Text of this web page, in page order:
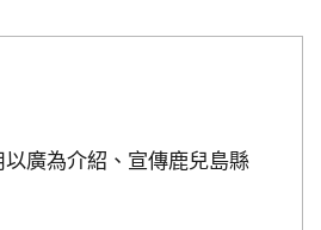
廣為介紹、宣傳鹿兒島縣